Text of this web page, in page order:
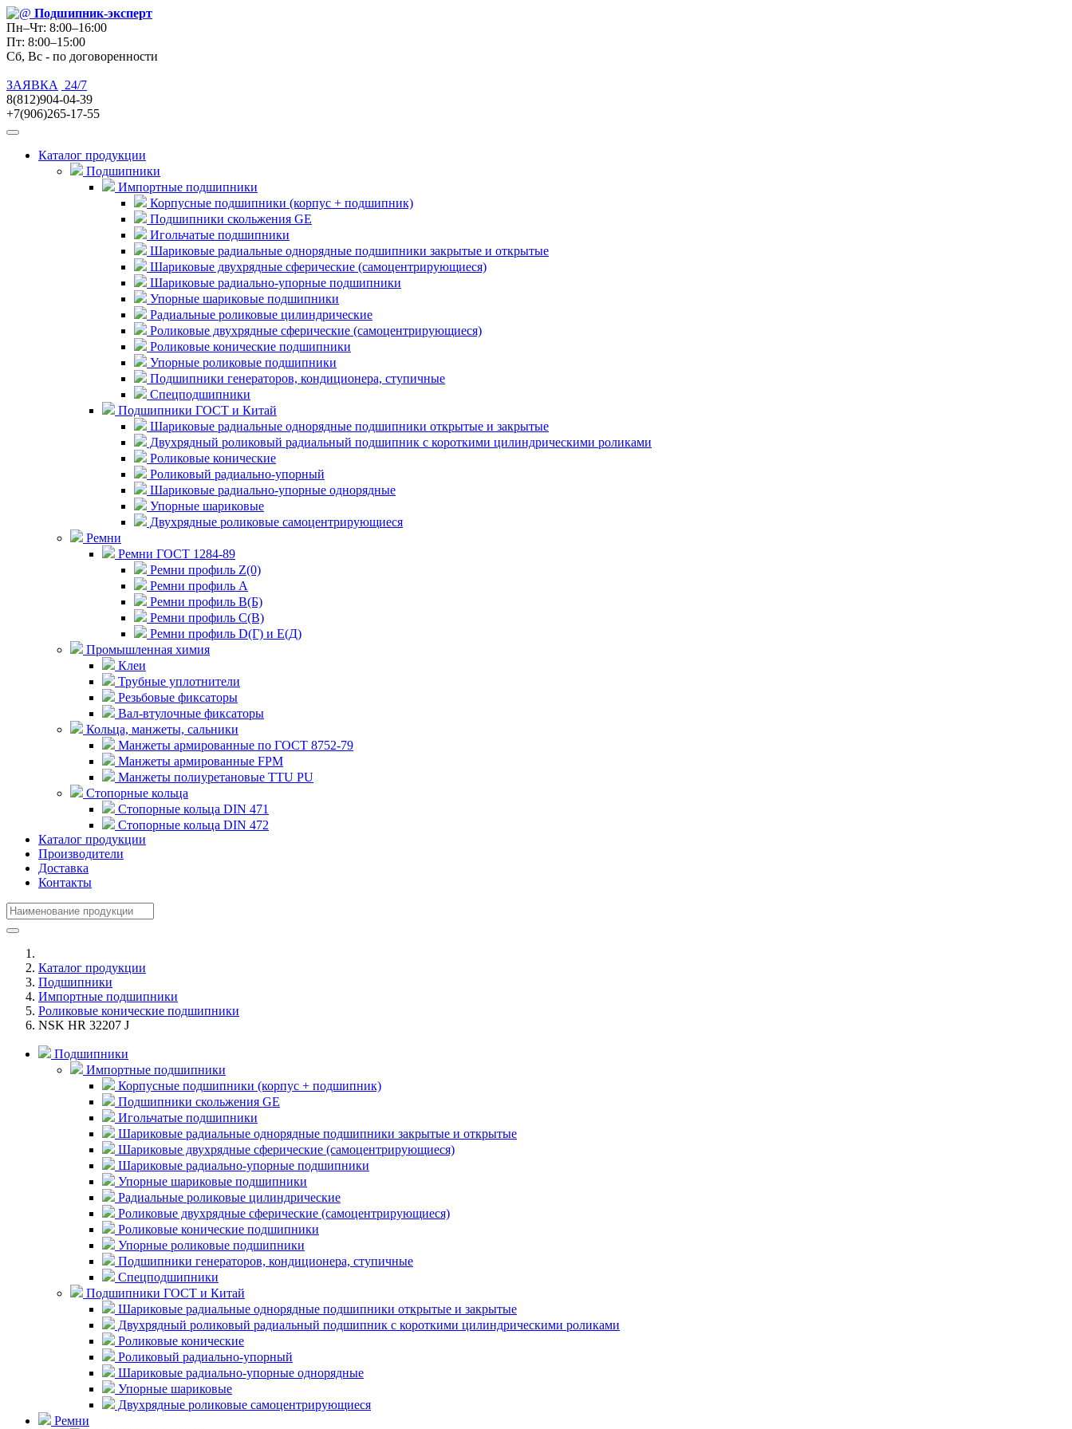
Подшипник-эксперт
Пн–Чт: 8:00–16:00
Пт: 8:00–15:00
Сб, Вс - по договоренности
ЗАЯВКА
24/7
8(812)904-04-39
+7(906)265-17-55
Каталог продукции
Подшипники
Импортные подшипники
Корпусные подшипники (корпус + подшипник)
Подшипники скольжения GE
Игольчатые подшипники
Шариковые радиальные однорядные подшипники закрытые и открытые
Шариковые двухрядные сферические (самоцентрирующиеся)
Шариковые радиально-упорные подшипники
Упорные шариковые подшипники
Радиальные роликовые цилиндрические
Роликовые двухрядные сферические (самоцентрирующиеся)
Роликовые конические подшипники
Упорные роликовые подшипники
Подшипники генераторов, кондиционера, ступичные
Спецподшипники
Подшипники ГОСТ и Китай
Шариковые радиальные однорядные подшипники открытые и закрытые
Двухрядный роликовый радиальный подшипник с короткими цилиндрическими роликами
Роликовые конические
Роликовый радиально-упорный
Шариковые радиально-упорные однорядные
Упорные шариковые
Двухрядные роликовые самоцентрирующиеся
Ремни
Ремни ГОСТ 1284-89
Ремни профиль Z(0)
Ремни профиль А
Ремни профиль В(Б)
Ремни профиль С(В)
Ремни профиль D(Г) и E(Д)
Промышленная химия
Клеи
Трубные уплотнители
Резьбовые фиксаторы
Вал-втулочные фиксаторы
Кольца, манжеты, сальники
Манжеты армированные по ГОСТ 8752-79
Манжеты армированные FPM
Манжеты полиуретановые TTU PU
Стопорные кольца
Стопорные кольца DIN 471
Стопорные кольца DIN 472
Каталог продукции
Производители
Доставка
Контакты
Каталог продукции
Подшипники
Импортные подшипники
Роликовые конические подшипники
NSK HR 32207 J
Подшипники
Импортные подшипники
Корпусные подшипники (корпус + подшипник)
Подшипники скольжения GE
Игольчатые подшипники
Шариковые радиальные однорядные подшипники закрытые и открытые
Шариковые двухрядные сферические (самоцентрирующиеся)
Шариковые радиально-упорные подшипники
Упорные шариковые подшипники
Радиальные роликовые цилиндрические
Роликовые двухрядные сферические (самоцентрирующиеся)
Роликовые конические подшипники
Упорные роликовые подшипники
Подшипники генераторов, кондиционера, ступичные
Спецподшипники
Подшипники ГОСТ и Китай
Шариковые радиальные однорядные подшипники открытые и закрытые
Двухрядный роликовый радиальный подшипник с короткими цилиндрическими роликами
Роликовые конические
Роликовый радиально-упорный
Шариковые радиально-упорные однорядные
Упорные шариковые
Двухрядные роликовые самоцентрирующиеся
Ремни